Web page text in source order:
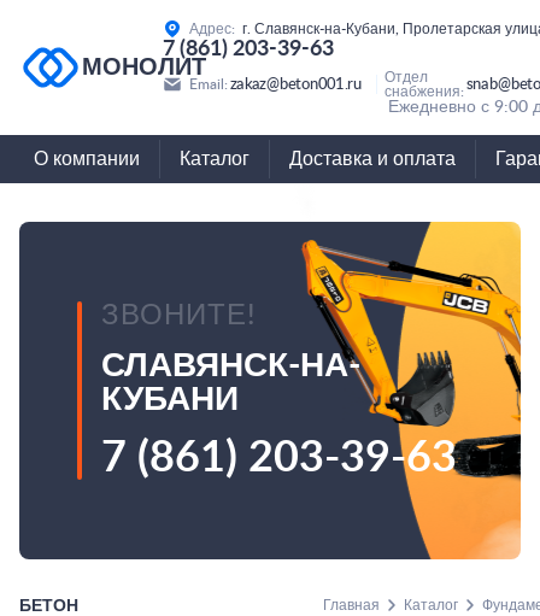
МОНОЛИТ
Адрес: г. Славянск-на-Кубани, Пролетарская
7 (861) 203-39-63
Email: zakaz@beton001.ru
Отдел
снабжения:
Ежедневно с 9:00
О компании Каталог Доставка и оплата
ЗВОНИТЕ!
СЛАВЯНСК-НА-
КУБАНИ
7 (861) 203-39-63
БЕТОН Главная Каталог